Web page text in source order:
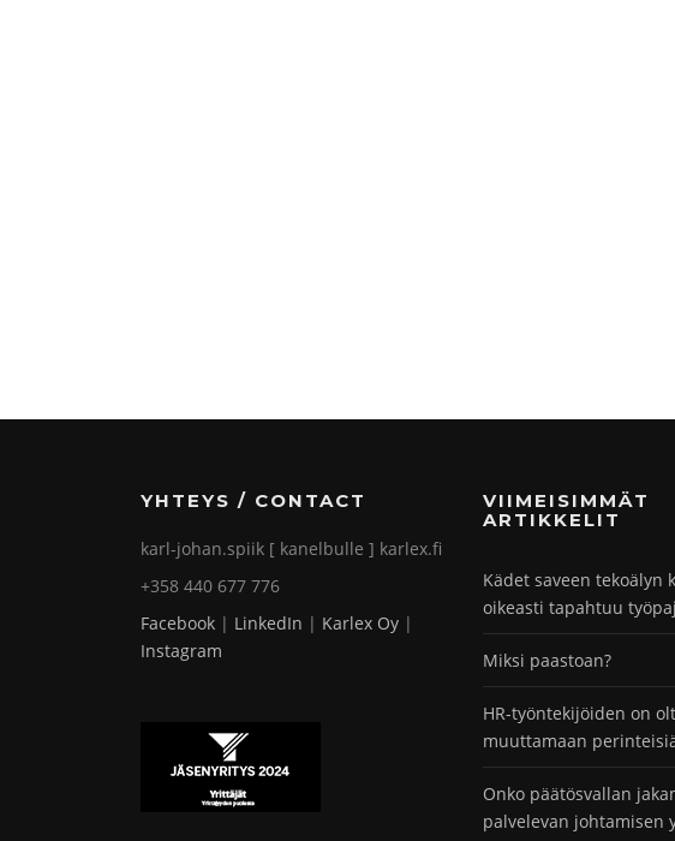
YHTEYS / CONTACT
karl-johan.spiik [ kanelbulle ] karlex.fi
+358 440 677 776
Facebook | LinkedIn | Karlex Oy |
Instagram
VIIMEISIMMÄT
ARTIKKELIT
Kädet saveen tekoälyn
oikeasti tapahtuu
Miksi paastoan?
HR-työntekijöiden on
muuttamaan
Onko päätösvallan
palvelevan johtamisen